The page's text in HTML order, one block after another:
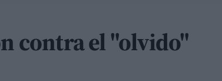
contra el "olvido"